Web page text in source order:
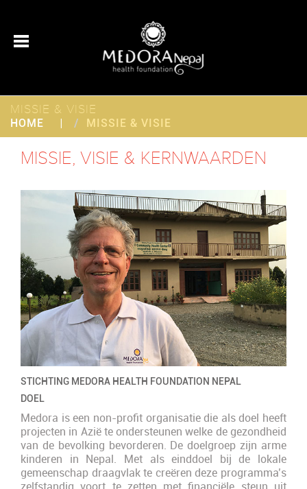
MISSIE & VISIE
HOME MISSIE & VISIE
MISSIE, VISIE & KERNWAARDEN
STICHTING MEDORA HEALTH FOUNDATION NEPAL
DOEL
Medora is een non-profit organisatie die als doel heeft
projecten in Azië te ondersteunen welke de gezondheid
van de bevolking bevorderen. De doelgroep zijn arme
kinderen in Nepal. Met als einddoel bij de lokale
gemeenschap draagvlak te creëren deze programma’s